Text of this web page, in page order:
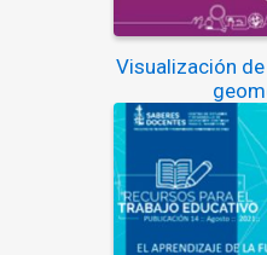
Visualización